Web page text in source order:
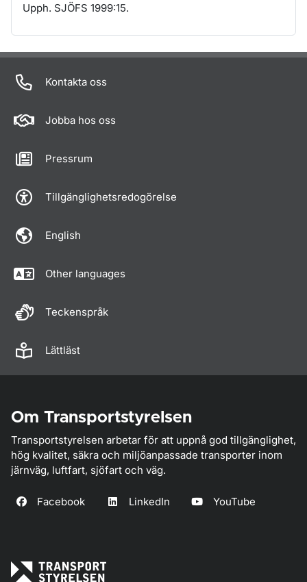
Upph. SJÖFS 1999:15.
Om sidan
Kontakta oss
Jobba hos oss
Pressrum
Tillgänglighetsredogörelse
English
Other languages
Teckenspråk
Lättläst
Om Transportstyrelsen
Transportstyrelsen arbetar för att uppnå god tillgänglighet,
hög kvalitet, säkra och miljöanpassade transporter inom
järnväg, luftfart, sjöfart och väg.
Facebook LinkedIn YouTube